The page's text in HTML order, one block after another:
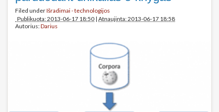
Filed underIšradimai - technologijos
Publikuota: 2013-06-17 18:50 | Atnaujinta: 2013-06-17 18:58
Autorius:Darius